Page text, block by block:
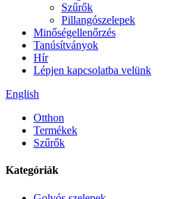
Szűrők
Pillangószelepek
Minőségellenőrzés
Tanúsítványok
Hír
Lépjen kapcsolatba velünk
English
Otthon
Termékek
Szűrők
Kategóriák